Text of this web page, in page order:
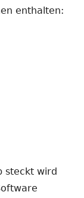
enthalten:
steckt wird